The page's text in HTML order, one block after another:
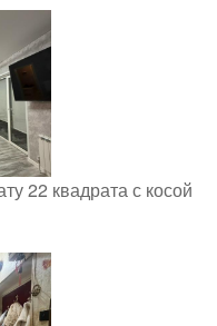
22 квадрата с косой